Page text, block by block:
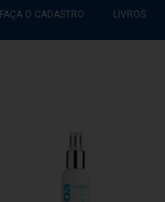
FAÇA O CADASTRO LIVROS